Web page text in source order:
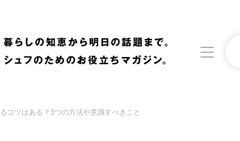
コツはある？3つの方法や意識すべきこと